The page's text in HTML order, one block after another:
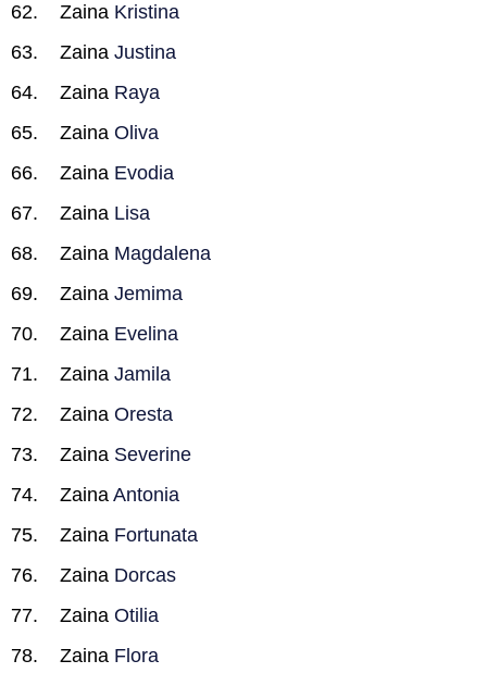
Zaina Kristina
Zaina Justina
Zaina Raya
Zaina Oliva
Zaina Evodia
Zaina Lisa
Zaina Magdalena
Zaina Jemima
Zaina Evelina
Zaina Jamila
Zaina Oresta
Zaina Severine
Zaina Antonia
Zaina Fortunata
Zaina Dorcas
Zaina Otilia
Zaina Flora